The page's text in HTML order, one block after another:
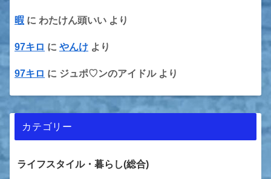
暇 に わたけん頭いい より
97キロ に やんけ より
97キロ に ジュポ♡ンのアイドルより
カテゴリー
ライフスタイル・暮らし(総合)